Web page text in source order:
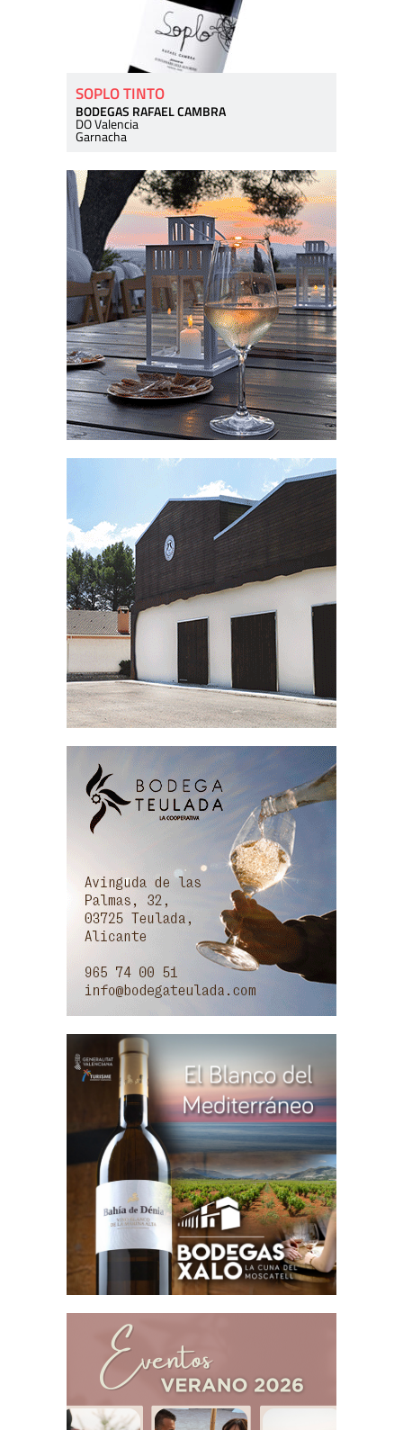
SOPLO TINTO
BODEGAS RAFAEL CAMBRA
DO Valencia
Garnacha